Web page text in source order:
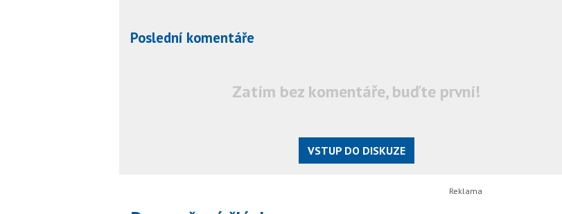
Poslední komentáře
Zatím bez komentáře, buďte první!
VSTUP DO DISKUZE